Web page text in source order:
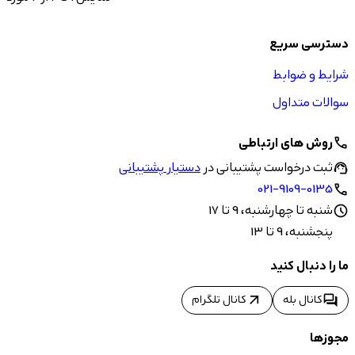
دسترسی سریع
شرایط و ضوابط
سوالات متداول
callروش های ارتباطی
support_agentثبت درخواست پشتیبانی دردستیار پشتیبانی
call
021-9109-0135
scheduleشنبه تا چهارشنبه، 9 تا 17
پنجشنبه، 9 تا 13
ما را دنبال کنید
forumکانال بله arrow_outward کانال تلگرام
مجوزها